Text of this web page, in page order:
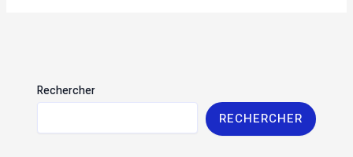
Rechercher
RECHERCHER